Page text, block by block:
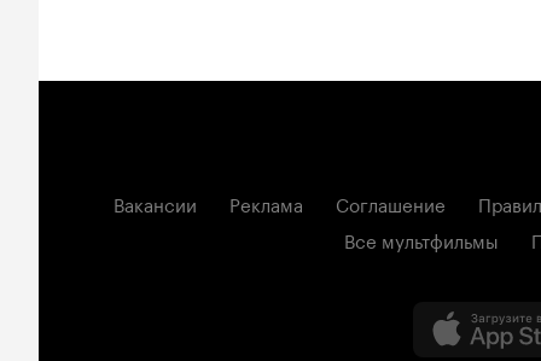
Вакансии Реклама Соглашение
Все мультфильмы